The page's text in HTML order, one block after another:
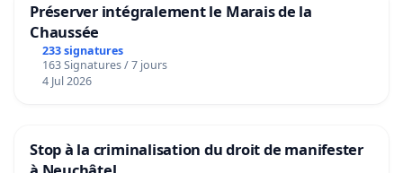
Préserver intégralement le Marais de la
Chaussée
233 signatures
163 Signatures / 7 jours
4 Jul 2026
Stop à la criminalisation du droit de manifester